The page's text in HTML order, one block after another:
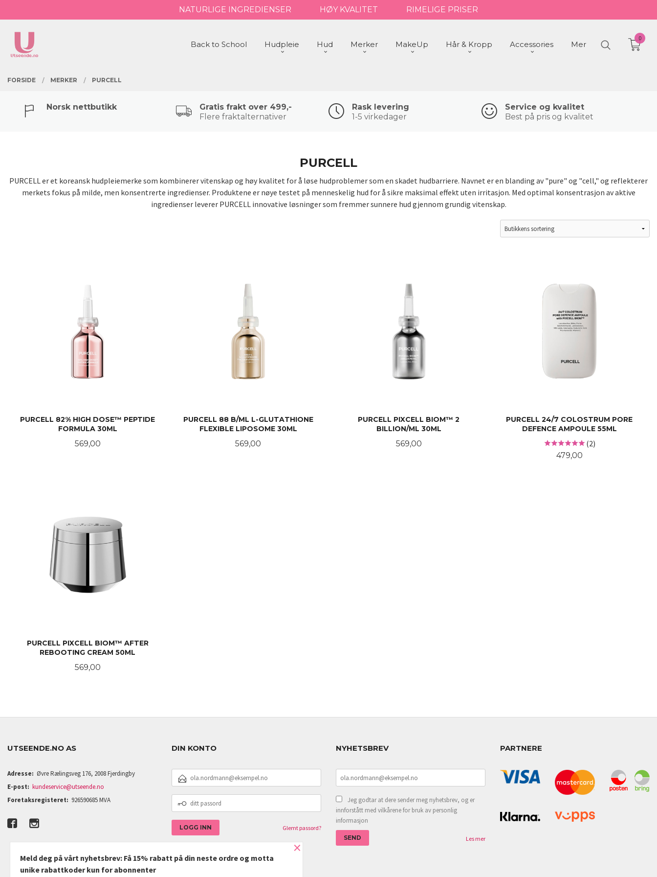
til
NATURLIGE INGREDIENSER HØY KVALITET RIMELIGE PRISER
PRODUKTER
Back to School Hudpleie Hud Merker MakeUp Hår & Kropp Accessories Mer
0
FORSIDE MERKER PURCELL
Norsk nettbutikk
Gratis frakt over 499,-
Flere fraktalternativer
Rask levering
1-5 virkedager
Service og kvalitet
Best på pris og kvalitet
PURCELL
PURCELL er et koreansk hudpleiemerke som kombinerer vitenskap og høy kvalitet for å løse hudproblemer som en skadet hudbarriere. Navnet er en blanding av "pure" og "cell," og reflekterer
merkets fokus på milde, men konsentrerte ingredienser. Produktene er nøye testet på menneskelig hud for å sikre maksimal effekt uten irritasjon. Med optimal konsentrasjon av aktive
ingredienser leverer PURCELL innovative løsninger som fremmer sunnere hud gjennom grundig vitenskap.
PURCELL 82% HIGH DOSE™ PEPTIDE
FORMULA 30ML
Pris
569,00
PURCELL 88 B/ML L-GLUTATHIONE
FLEXIBLE LIPOSOME 30ML
Pris
569,00
PURCELL PIXCELL BIOM™ 2
BILLION/ML 30ML
Pris
569,00
PURCELL 24/7 COLOSTRUM PORE
DEFENCE AMPOULE 55ML
(2)
Pris
479,00
PURCELL PIXCELL BIOM™ AFTER
REBOOTING CREAM 50ML
Pris
569,00
UTSEENDE.NO AS
Adresse: Øvre Rælingsveg 176, 2008 Fjerdingby
E-post: kundeservice@utseende.no
Foretaksregisteret: 926590685 MVA
DIN KONTO
POSTADRESSE
PASSORD
Glemt passord?
NYHETSBREV
Jeg godtar at dere sender meg nyhetsbrev, og er
innforstått med vilkårene for bruk av personlig
informasjon
Les mer
PARTNERE
×
Meld deg på vårt nyhetsbrev: Få 15% rabatt på din neste ordre og motta
unike rabattkoder kun for abonnenter